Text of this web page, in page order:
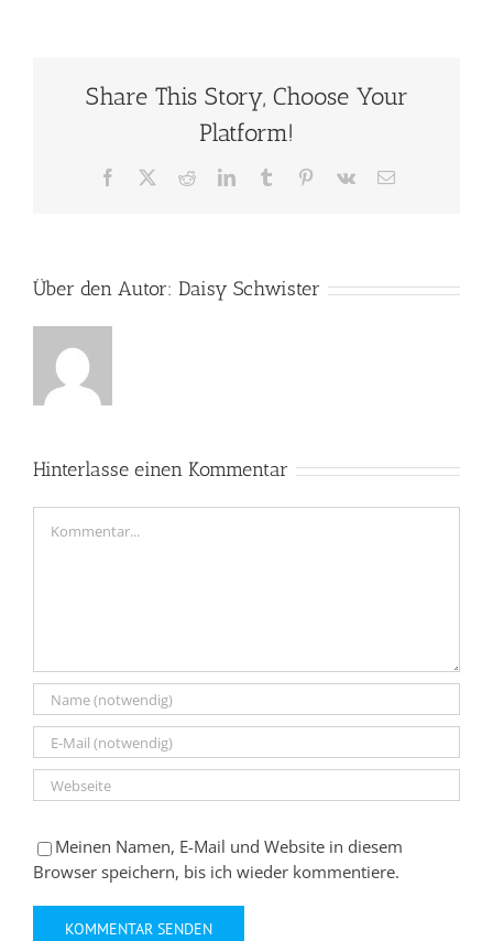
Share This Story, Choose Your
Platform!
Facebook RedditLinkedInTumblr Pinterest
Vk
E-
Über den Autor: Daisy Schwister
Hinterlasse einen Kommentar
Meinen Namen, E-Mail und Website in diesem
Browser speichern, bis ich wieder kommentiere.